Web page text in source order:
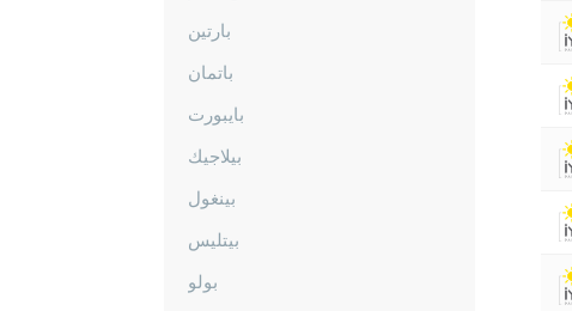
بارتين
باتمان
بايبورت
بيلاجيك
بينغول
بيتليس
بولو